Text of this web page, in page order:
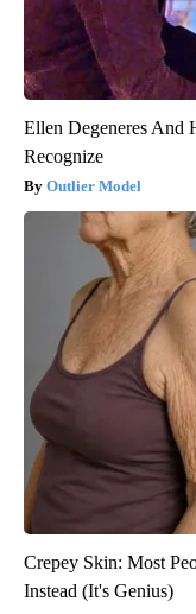
Ellen Degeneres And
Recognize
Outlier Model
Crepey Skin: Most
Instead (It's Genius)